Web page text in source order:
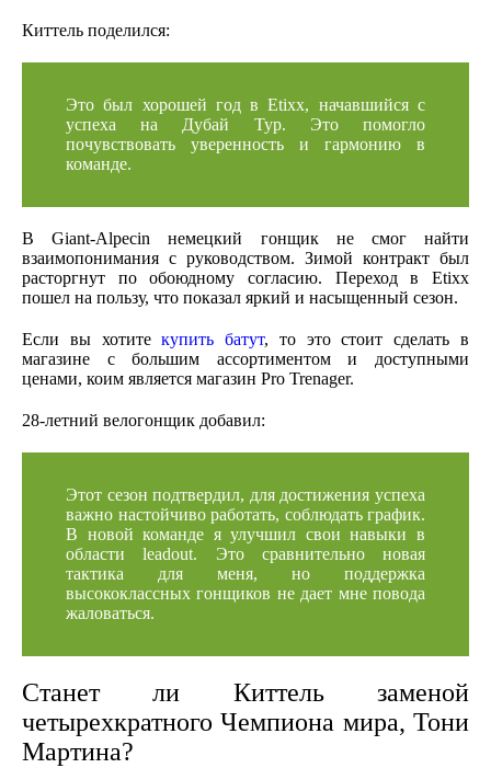
Киттель поделился:
Это был хорошей год в Etixx, начавшийся с
успеха на Дубай Тур. Это помогло
почувствовать уверенность и гармонию в
команде.
В Giant-Alpecin немецкий гонщик не смог найти
взаимопонимания с руководством. Зимой контракт был
расторгнут по обоюдному согласию. Переход в Etixx
пошел на пользу, что показал яркий и насыщенный сезон.
Если вы хотитекупить батут, то это стоит сделать в
магазине с большим ассортиментом и доступными
ценами, коим является магазин Pro Trenager.
28-летний велогонщик добавил:
Этот сезон подтвердил, для достижения успеха
важно настойчиво работать, соблюдать график.
В новой команде я улучшил свои навыки в
области leadout. Это сравнительно новая
тактика для меня, но поддержка
высококлассных гонщиков не дает мне повода
жаловаться.
Станет ли Киттель заменой
четырехкратного Чемпиона мира, Тони
Мартина?